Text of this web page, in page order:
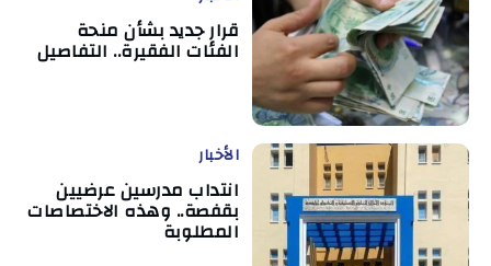
قرار جديد بشأن منحة
الفئات الفقيرة.. التفاصيل
الأخبار
انتداب مدرسين عرضيين
بقفصة.. وهذه الاختصاصات
المطلوبة